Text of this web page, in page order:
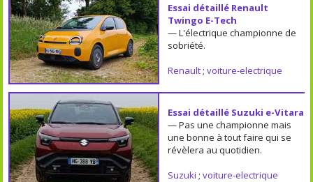
Essai détaillé Renault
Twingo E-Tech
— L'électrique championne de
sobriété.
Renault; voiture-electrique
Essai détaillé Suzuki e-Vitara
— Pas une championne mais
une bonne à tout faire qui se
révèlera au quotidien.
Suzuki ; voiture-electrique